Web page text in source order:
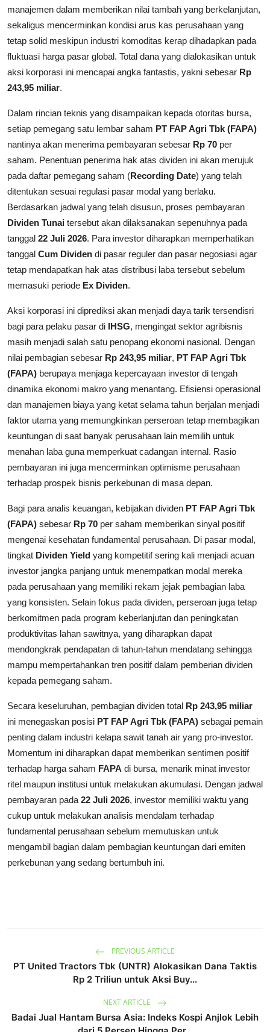
manajemen dalam memberikan nilai tambah yang berkelanjutan,
sekaligus mencerminkan kondisi arus kas perusahaan yang
tetap solid meskipun industri komoditas kerap dihadapkan pada
fluktuasi harga pasar global. Total dana yang dialokasikan untuk
aksi korporasi ini mencapai angka fantastis, yakni sebesar Rp
243,95 miliar.
Dalam rincian teknis yang disampaikan kepada otoritas bursa,
setiap pemegang satu lembar saham PT FAP Agri Tbk (FAPA)
nantinya akan menerima pembayaran sebesar Rp 70 per
saham. Penentuan penerima hak atas dividen ini akan merujuk
pada daftar pemegang saham (Recording Date) yang telah
ditentukan sesuai regulasi pasar modal yang berlaku.
Berdasarkan jadwal yang telah disusun, proses pembayaran
Dividen Tunai tersebut akan dilaksanakan sepenuhnya pada
tanggal 22 Juli 2026. Para investor diharapkan memperhatikan
tanggal Cum Dividen di pasar reguler dan pasar negosiasi agar
tetap mendapatkan hak atas distribusi laba tersebut sebelum
memasuki periode Ex Dividen.
Aksi korporasi ini diprediksi akan menjadi daya tarik tersendisri
bagi para pelaku pasar di IHSG, mengingat sektor agribisnis
masih menjadi salah satu penopang ekonomi nasional. Dengan
nilai pembagian sebesar Rp 243,95 miliar, PT FAP Agri Tbk
(FAPA) berupaya menjaga kepercayaan investor di tengah
dinamika ekonomi makro yang menantang. Efisiensi operasional
dan manajemen biaya yang ketat selama tahun berjalan menjadi
faktor utama yang memungkinkan perseroan tetap membagikan
keuntungan di saat banyak perusahaan lain memilih untuk
menahan laba guna memperkuat cadangan internal. Rasio
pembayaran ini juga mencerminkan optimisme perusahaan
terhadap prospek bisnis perkebunan di masa depan.
Bagi para analis keuangan, kebijakan dividen PT FAP Agri Tbk
(FAPA) sebesar Rp 70 per saham memberikan sinyal positif
mengenai kesehatan fundamental perusahaan. Di pasar modal,
tingkat Dividen Yield yang kompetitif sering kali menjadi acuan
investor jangka panjang untuk menempatkan modal mereka
pada perusahaan yang memiliki rekam jejak pembagian laba
yang konsisten. Selain fokus pada dividen, perseroan juga tetap
berkomitmen pada program keberlanjutan dan peningkatan
produktivitas lahan sawitnya, yang diharapkan dapat
mendongkrak pendapatan di tahun-tahun mendatang sehingga
mampu mempertahankan tren positif dalam pemberian dividen
kepada pemegang saham.
Secara keseluruhan, pembagian dividen total Rp 243,95 miliar
ini menegaskan posisi PT FAP Agri Tbk (FAPA) sebagai pemain
penting dalam industri kelapa sawit tanah air yang pro-investor.
Momentum ini diharapkan dapat memberikan sentimen positif
terhadap harga saham FAPA di bursa, menarik minat investor
ritel maupun institusi untuk melakukan akumulasi. Dengan jadwal
pembayaran pada 22 Juli 2026, investor memiliki waktu yang
cukup untuk melakukan analisis mendalam terhadap
fundamental perusahaan sebelum memutuskan untuk
mengambil bagian dalam pembagian keuntungan dari emiten
perkebunan yang sedang bertumbuh ini.
PREVIOUS ARTICLE
PT United Tractors Tbk (UNTR) Alokasikan Dana Taktis
Rp 2 Triliun untuk Aksi Buy...
NEXT ARTICLE
Badai Jual Hantam Bursa Asia: Indeks Kospi Anjlok Lebih